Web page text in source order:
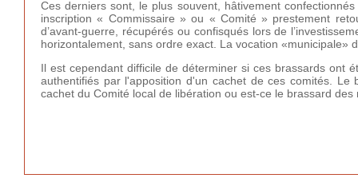
Ces derniers sont, le plus souvent, hâtivement
inscription « Commissaire » ou « Comité » prestement
d’avant-guerre, récupérés ou confisqués lors de
horizontalement, sans ordre exact. La vocation «municipale»
Il est cependant difficile de déterminer si ces brassards ont
authentifiés par l'apposition d'un cachet de ces comités.
cachet du Comité local de libération ou est-ce le brassard